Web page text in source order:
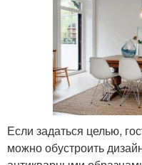
Если задаться целью,
можно обустроить